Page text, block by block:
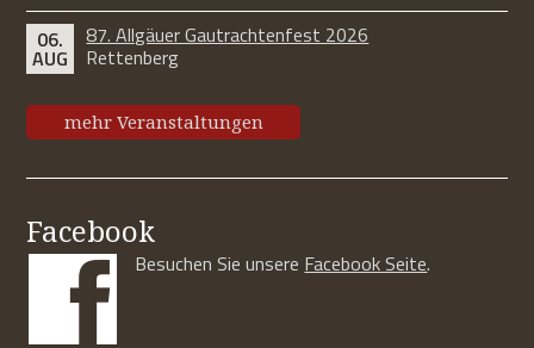
06.
AUG
87. Allgäuer Gautrachtenfest 2026
Rettenberg
mehr Veranstaltungen
Facebook
Besuchen Sie unsere Facebook Seite.